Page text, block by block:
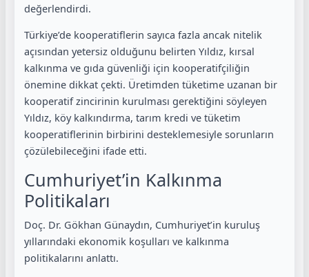
değerlendirdi.
Türkiye’de kooperatiflerin sayıca fazla ancak nitelik
açısından yetersiz olduğunu belirten Yıldız, kırsal
kalkınma ve gıda güvenliği için kooperatifçiliğin
önemine dikkat çekti. Üretimden tüketime uzanan bir
kooperatif zincirinin kurulması gerektiğini söyleyen
Yıldız, köy kalkındırma, tarım kredi ve tüketim
kooperatiflerinin birbirini desteklemesiyle sorunların
çözülebileceğini ifade etti.
Cumhuriyet’in Kalkınma
Politikaları
Doç. Dr. Gökhan Günaydın, Cumhuriyet’in kuruluş
yıllarındaki ekonomik koşulları ve kalkınma
politikalarını anlattı.